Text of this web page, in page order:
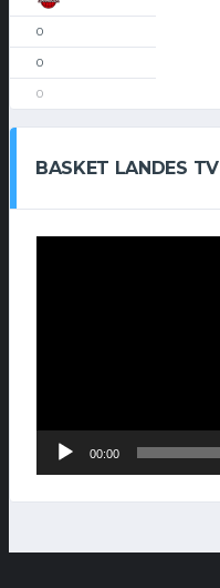
0
0
0
BASKET LANDES TV
00:00